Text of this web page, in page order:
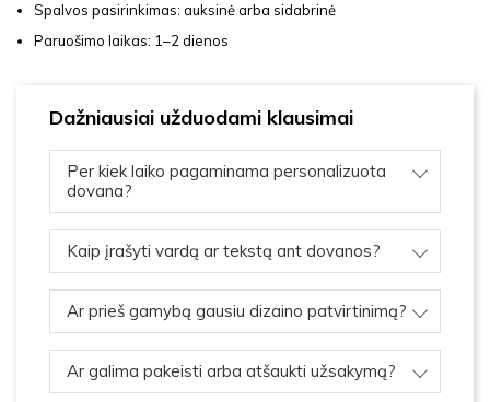
Spalvos pasirinkimas: auksinė arba sidabrinė
Paruošimo laikas: 1–2 dienos
Dažniausiai užduodami klausimai
Per kiek laiko pagaminama personalizuota
dovana?
Kaip įrašyti vardą ar tekstą ant dovanos?
Ar prieš gamybą gausiu dizaino patvirtinimą?
Ar galima pakeisti arba atšaukti užsakymą?